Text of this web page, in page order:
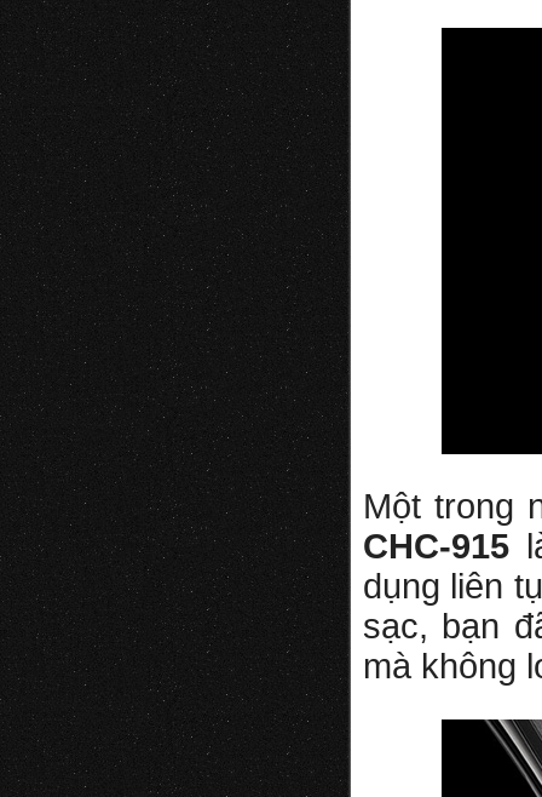
Một trong
CHC-915
dụng liên
sạc, bạn
mà không